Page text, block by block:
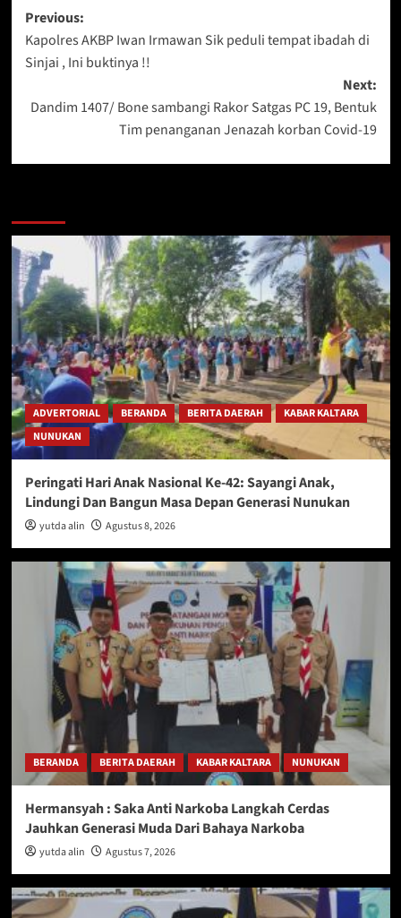
Post
navigation
Previous:
Kapolres AKBP Iwan Irmawan Sik peduli tempat ibadah di
Sinjai , Ini buktinya !!
Next:
Dandim 1407/ Bone sambangi Rakor Satgas PC 19, Bentuk
Tim penanganan Jenazah korban Covid-19
ADVERTORIAL BERANDA BERITA DAERAH
KABAR KALTARA
NUNUKAN
Peringati Hari Anak Nasional Ke-42: Sayangi Anak,
Lindungi Dan Bangun Masa Depan Generasi Nunukan
yutda alin Agustus 8, 2026
BERANDA BERITA DAERAH KABAR KALTARA NUNUKAN
Hermansyah : Saka Anti Narkoba Langkah Cerdas
Jauhkan Generasi Muda Dari Bahaya Narkoba
yutda alin Agustus 7, 2026